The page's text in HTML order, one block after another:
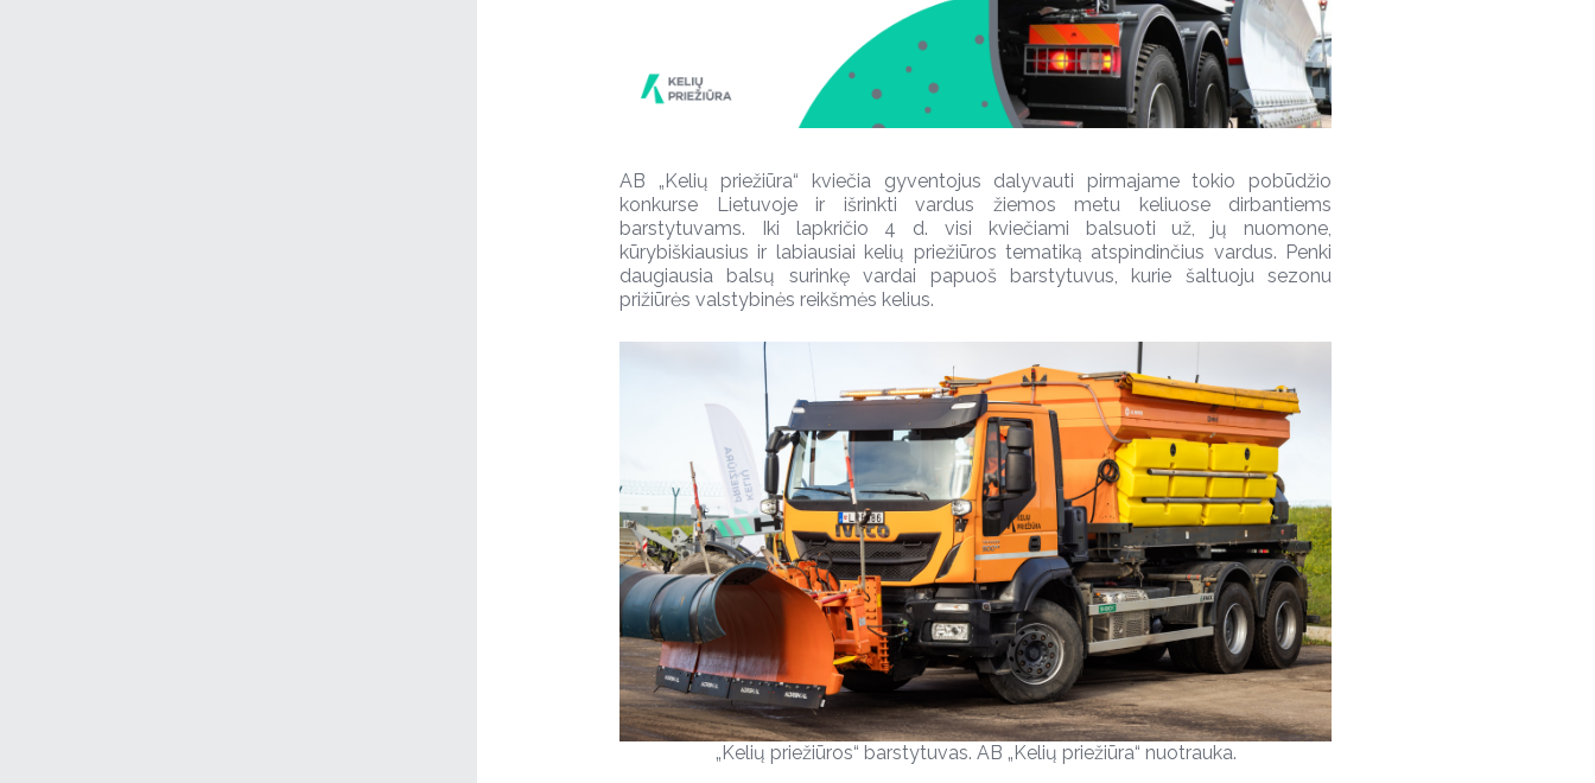
AB „Kelių priežiūra“ kviečia gyventojus dalyvauti pirmajame tokio pobūdžio
konkurse Lietuvoje ir išrinkti vardus žiemos metu keliuose dirbantiems
barstytuvams. Iki lapkričio 4 d. visi kviečiami balsuoti už, jų nuomone,
kūrybiškiausius ir labiausiai kelių priežiūros tematiką atspindinčius vardus. Penki
daugiausia balsų surinkę vardai papuoš barstytuvus, kurie šaltuoju sezonu
prižiūrės valstybinės reikšmės kelius.
„Kelių priežiūros“ barstytuvas. AB „Kelių priežiūra“ nuotrauka.